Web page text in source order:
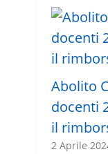
Abolito
docenti
il
2 Aprile